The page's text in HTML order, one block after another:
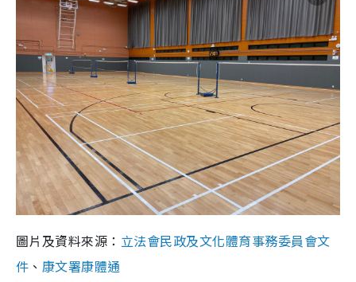
圖片及資料來源： 立法會民政及文化體育事務委員會文
件 、 康文署康體通